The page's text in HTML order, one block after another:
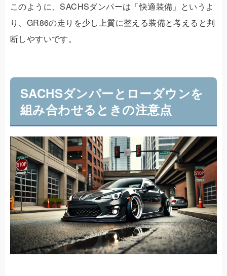
このように、SACHSダンパーは「快適装備」というよ
り、GR86の走りを少し上質に整える装備と考えると判
断しやすいです。
SACHSダンパーとローダウンを
組み合わせるときの注意点